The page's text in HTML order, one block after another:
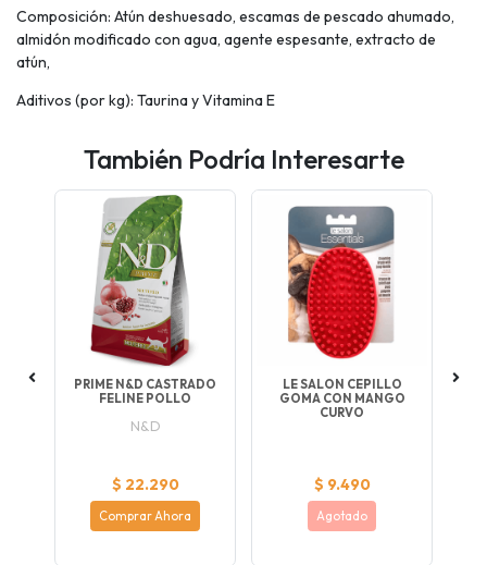
Composición: Atún deshuesado, escamas de pescado ahumado,
almidón modificado con agua, agente espesante, extracto de
atún,
Aditivos (por kg): Taurina y Vitamina E
También Podría Interesarte
PRIME N&D CASTRADO
FELINE POLLO
N&D
$ 22.290
Comprar Ahora
LE SALON CEPILLO
GOMA CON MANGO
CURVO
$ 9.490
Agotado